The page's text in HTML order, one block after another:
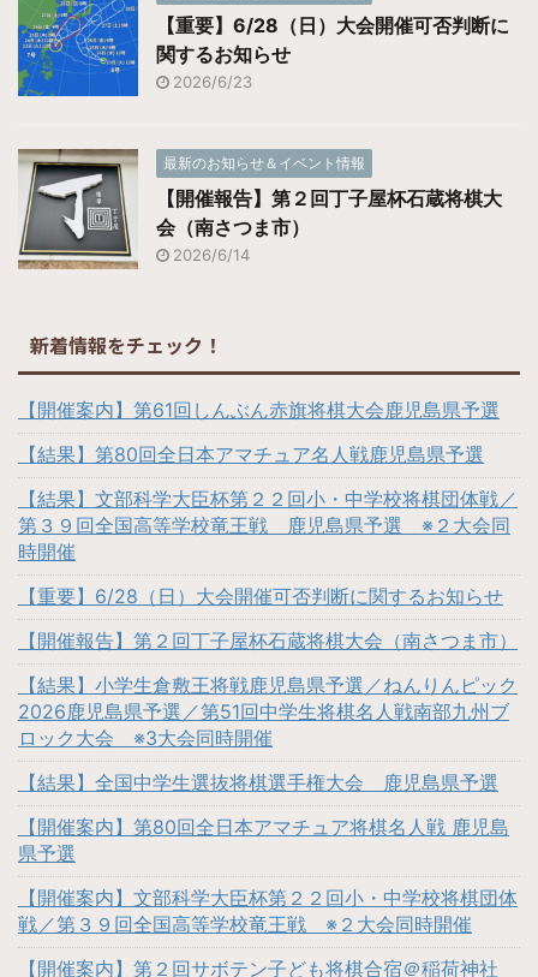
【重要】6/28（日）大会開催可否判断に
関するお知らせ
2026/6/23
最新のお知らせ＆イベント情報
【開催報告】第２回丁子屋杯石蔵将棋大
会（南さつま市）
2026/6/14
新着情報をチェック！
【開催案内】第61回しんぶん赤旗将棋大会鹿児島県予選
【結果】第80回全日本アマチュア名人戦鹿児島県予選
【結果】文部科学大臣杯第２２回小・中学校将棋団体戦／
第３９回全国高等学校竜王戦 鹿児島県予選 ※２大会同
時開催
【重要】6/28（日）大会開催可否判断に関するお知らせ
【開催報告】第２回丁子屋杯石蔵将棋大会（南さつま市）
【結果】小学生倉敷王将戦鹿児島県予選／ねんりんピック
2026鹿児島県予選／第51回中学生将棋名人戦南部九州ブ
ロック大会 ※3大会同時開催
【結果】全国中学生選抜将棋選手権大会 鹿児島県予選
【開催案内】第80回全日本アマチュア将棋名人戦 鹿児島
県予選
【開催案内】文部科学大臣杯第２２回小・中学校将棋団体
戦／第３９回全国高等学校竜王戦 ※２大会同時開催
【開催案内】第２回サボテン子ども将棋合宿＠稲荷神社